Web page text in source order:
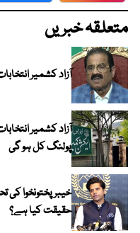
متعلقہ خبریں
آزاد کشمیر
پولنگ کل ہو گی
خیبر پختونخوا
حقیقت کیا ہے؟